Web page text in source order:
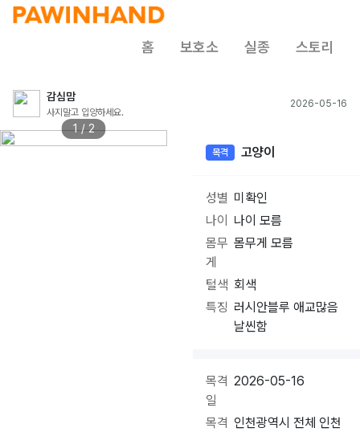
홈 보호소 실종 스토리
감심맘
사지말고 입양하세요.
2026-05-16
1 / 2
목격 고양이
성별 미확인
나이
나이 모름
몸무
게
몸무게 모름
털색 회색
특징 러시안블루 애교많음
날씬함
목격
일
2026-05-16
목격 인천광역시 전체 인천